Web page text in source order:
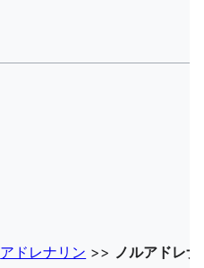
アドレナリン >> ノルアドレ